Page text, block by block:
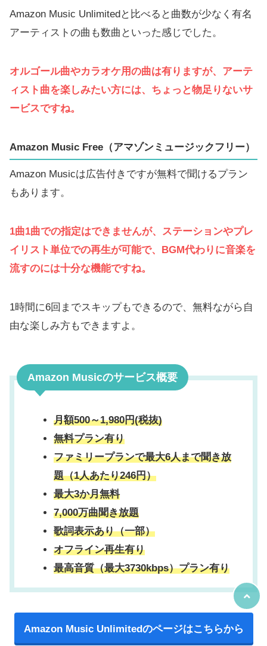
Amazon Music Unlimitedと比べると曲数が少なく有名
アーティストの曲も数曲といった感じでした。
オルゴール曲やカラオケ用の曲は有りますが、 アーテ
ィスト曲を楽しみたい方には、ちょっと物足りないサ
ービスですね。
Amazon Music Free（アマゾンミュージックフリー）
Amazon Musicは広告付きですが無料で聞けるプラン
もあります。
1曲1曲での指定はできませんが、ステーションやプレ
イリスト単位での再生が可能で、BGM代わりに音楽を
流すのには十分な機能ですね。
1時間に6回までスキップもできるので、無料ながら自
由な楽しみ方もできますよ。
Amazon Musicのサービス概要
月額500～1,980円(税抜)
無料プラン有り
ファミリープランで最大6人まで聞き放
題（1人あたり246円）
最大3か月無料
7,000万曲聞き放題
歌詞表示あり（一部）
オフライン再生有り
最高音質（最大3730kbps）プラン有り
Amazon Music Unlimitedのページはこちらから